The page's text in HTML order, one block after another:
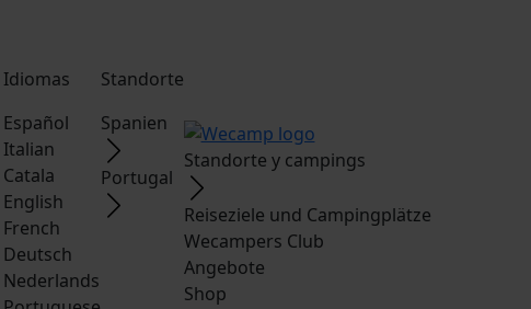
Idiomas
Español
Italian
Catala
English
French
Deutsch
Nederlands
Standorte
Spanien
Portugal
Standorte y campings
Reiseziele und Campingplätze
Wecampers Club
Angebote
Shop